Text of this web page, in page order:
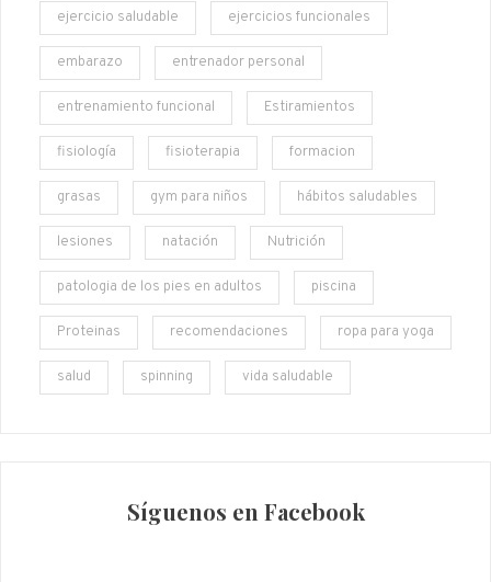
ejercicio saludable ejercicios funcionales
embarazo entrenador personal
entrenamiento funcional Estiramientos
fisiología fisioterapia formacion
grasas gym para niños hábitos saludables
lesiones natación Nutrición
patologia de los pies en adultos piscina
Proteinas recomendaciones ropa para yoga
salud spinning vida saludable
Síguenos en Facebook